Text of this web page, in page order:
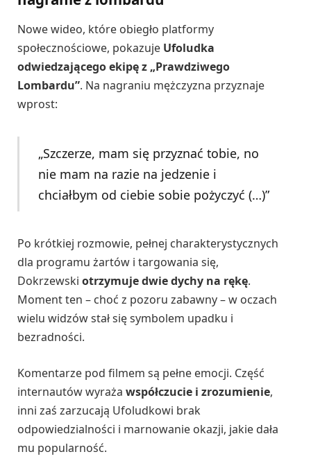
Nowe wideo, które obiegło platformy
społecznościowe, pokazuje Ufoludka
odwiedzającego ekipę z „Prawdziwego
Lombardu”. Na nagraniu mężczyzna przyznaje
wprost:
„Szczerze, mam się przyznać tobie, no
nie mam na razie na jedzenie i
chciałbym od ciebie sobie pożyczyć (…)”
Po krótkiej rozmowie, pełnej charakterystycznych
dla programu żartów i targowania się,
Dokrzewski otrzymuje dwie dychy na rękę.
Moment ten – choć z pozoru zabawny – w oczach
wielu widzów stał się symbolem upadku i
bezradności.
Komentarze pod filmem są pełne emocji. Część
internautów wyraża współczucie i zrozumienie,
inni zaś zarzucają Ufoludkowi brak
odpowiedzialności i marnowanie okazji, jakie dała
mu popularność.